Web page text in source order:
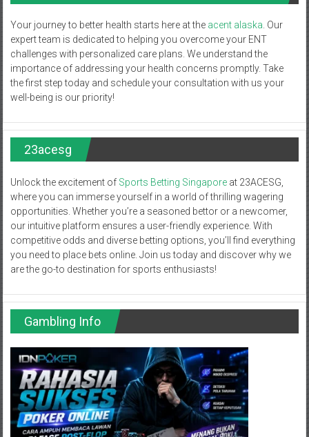
Your journey to better health starts here at the acent alaska . Our
expert team is dedicated to helping you overcome your ENT
challenges with personalized care plans. We understand the
importance of addressing your health concerns promptly. Take
the first step today and schedule your consultation with us your
well-being is our priority!
23acesg
Unlock the excitement of Sports Betting Singapore at 23ACESG,
where you can immerse yourself in a world of thrilling wagering
opportunities. Whether you’re a seasoned bettor or a newcomer,
our intuitive platform ensures a user-friendly experience. With
competitive odds and diverse betting options, you’ll find everything
you need to place bets online. Join us today and discover why we
are the go-to destination for sports enthusiasts!
Gambling Info